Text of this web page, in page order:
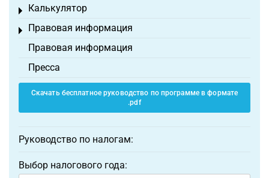
Калькулятор
Toggle menu
Правовая информация
Toggle menu
Правовая информация
Пресса
Скачать бесплатное руководство по программе в формате
.pdf
Руководство по налогам:
Выбор налогового года: